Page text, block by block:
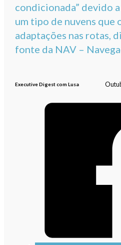
condicionada” devido
um tipo de nuvens que
adaptações nas rotas,
fonte da NAV –
Executive Digest com Lusa